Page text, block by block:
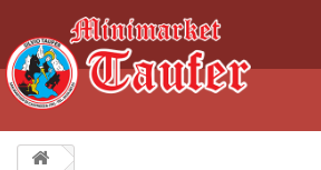
Italiano